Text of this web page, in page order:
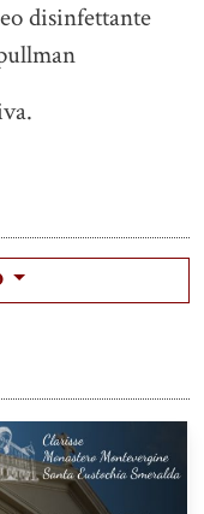
disinfettante